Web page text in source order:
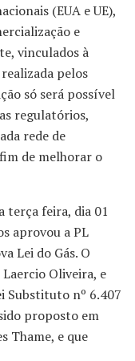
(EUA e UE),
e
vinculados à
pelos
só será possível
regulatórios,
rede de
de melhorar o
terça feira, dia 01
aprovou a PL
Lei do Gás. O
Oliveira, e
Substituto nº 6.407
proposto em
Thame, e que